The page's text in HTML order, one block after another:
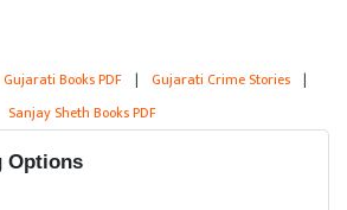
Gujarati Books PDF | Gujarati Crime Stories |
Sanjay Sheth Books PDF
Options